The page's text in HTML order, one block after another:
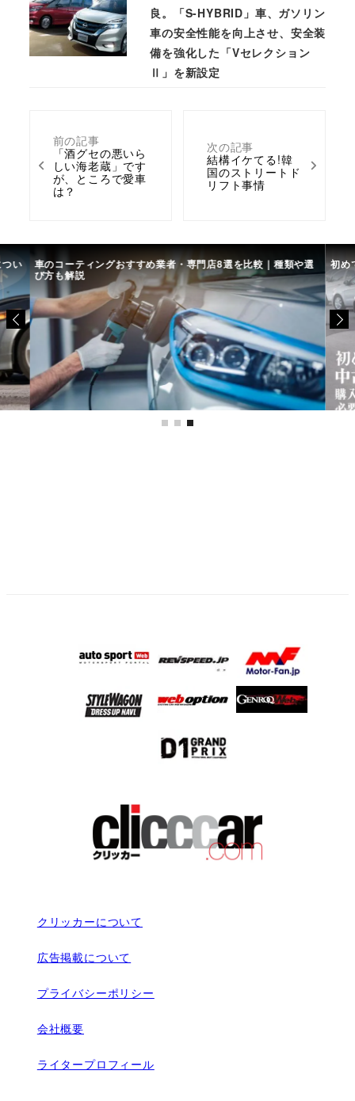
前の記事
「酒グセの悪いら
しい海老蔵」です
が、ところで愛車
は？
次の記事
結構イケてる!韓
国のストリートド
リフト事情
良。「S-HYBRID」車、ガソリン
車の安全性能を向上させ、安全装
備を強化した「Vセレクション
Ⅱ」を新設定
い 車のコーティングおすすめ業者・専門店8選を比較｜種類や選
び方も解説
初め
クリッカーについて
広告掲載について
プライバシーポリシー
会社概要
ライタープロフィール